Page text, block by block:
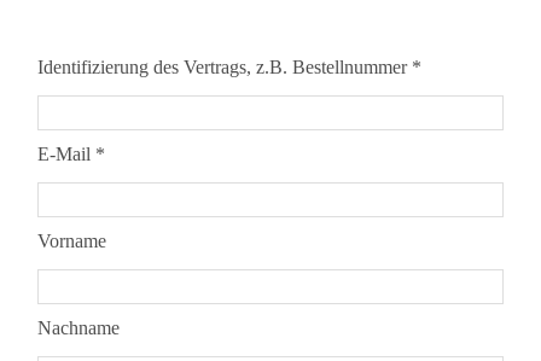
Identifizierung des Vertrags, z.B. Bestellnummer *
E-Mail *
E-
(wiederholen)
Vorname
Nachname